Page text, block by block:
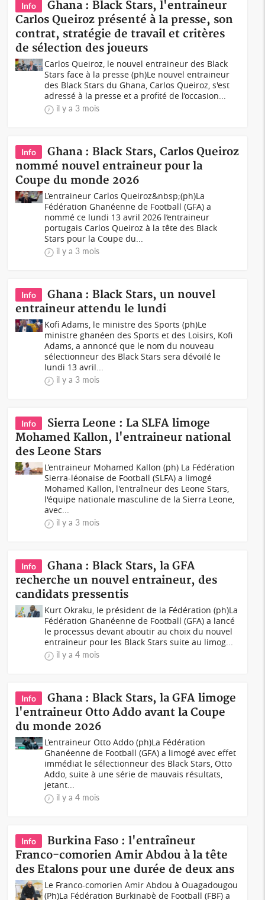
Info
Ghana : Black Stars, l'entraineur
Carlos Queiroz présenté à la presse, son
contrat, stratégie de travail et critères
de sélection des joueurs
Carlos Queiroz, le nouvel entraineur des Black
Stars face à la presse (ph)Le nouvel entraineur
des Black Stars du Ghana, Carlos Queiroz, s'est
adressé à la presse et a profité de l’occasion...
il y a 3 mois
Info
Ghana : Black Stars, Carlos Queiroz
nommé nouvel entraineur pour la
Coupe du monde 2026
L’entraineur Carlos Queiroz&nbsp;(ph)La
Fédération Ghanéenne de Football (GFA) a
nommé ce lundi 13 avril 2026 l’entraineur
portugais Carlos Queiroz à la tête des Black
Stars pour la Coupe du...
il y a 3 mois
Info
Ghana : Black Stars, un nouvel
entraineur attendu le lundi
Kofi Adams, le ministre des Sports (ph)Le
ministre ghanéen des Sports et des Loisirs, Kofi
Adams, a annoncé que le nom du nouveau
sélectionneur des Black Stars sera dévoilé le
lundi 13 avril...
il y a 3 mois
Info
Sierra Leone : La SLFA limoge
Mohamed Kallon, l'entraineur national
des Leone Stars
L’entraineur Mohamed Kallon (ph) La Fédération
Sierra-léonaise de Football (SLFA) a limogé
Mohamed Kallon, l'entraîneur des Leone Stars,
l'équipe nationale masculine de la Sierra Leone,
avec...
il y a 3 mois
Info
Ghana : Black Stars, la GFA
recherche un nouvel entraineur, des
candidats pressentis
Kurt Okraku, le président de la Fédération (ph)La
Fédération Ghanéenne de Football (GFA) a lancé
le processus devant aboutir au choix du nouvel
entraineur pour les Black Stars suite au limog...
il y a 4 mois
Info
Ghana : Black Stars, la GFA limoge
l'entraineur Otto Addo avant la Coupe
du monde 2026
L’entraineur Otto Addo (ph)La Fédération
Ghanéenne de Football (GFA) a limogé avec effet
immédiat le sélectionneur des Black Stars, Otto
Addo, suite à une série de mauvais résultats,
jetant...
il y a 4 mois
Info
Burkina Faso : l'entraîneur
Franco-comorien Amir Abdou à la tête
des Etalons pour une durée de deux ans
Le Franco-comorien Amir Abdou à Ouagadougou
(Ph)La Fédération Burkinabè de Football (FBF) a